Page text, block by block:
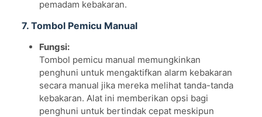
pemadam kebakaran.
7. Tombol Pemicu Manual
Fungsi:
Tombol pemicu manual memungkinkan
penghuni untuk mengaktifkan alarm kebakaran
secara manual jika mereka melihat tanda-tanda
kebakaran. Alat ini memberikan opsi bagi
penghuni untuk bertindak cepat meskipun